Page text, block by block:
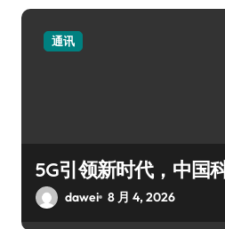
通讯
5G引领新时代，中国
dawei 8 月 4, 2026